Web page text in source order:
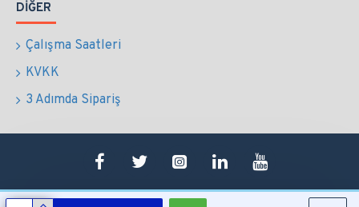
DIĞER
Çalışma Saatleri
KVKK
3 Adımda Sipariş